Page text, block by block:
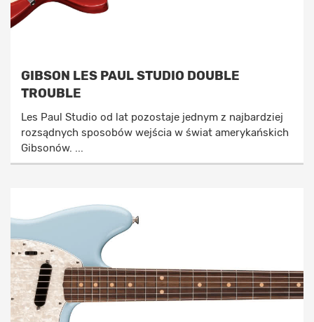
GIBSON LES PAUL STUDIO DOUBLE
TROUBLE
Les Paul Studio od lat pozostaje jednym z najbardziej
rozsądnych sposobów wejścia w świat amerykańskich
Gibsonów. ...